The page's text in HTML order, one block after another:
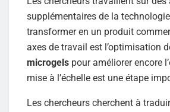
supplémentaires de la
transformer en un produit
axes de travail est l’optimisation
microgels pour améliorer encore
mise à l’échelle est une étape
Les chercheurs cherchent à